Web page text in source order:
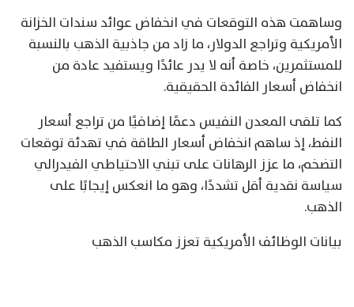
وساهمت هذه التوقعات في انخفاض عوائد سندات الخزانة
الأمريكية وتراجع الدولار، ما زاد من جاذبية الذهب بالنسبة
للمستثمرين، خاصة أنه لا يدر عائدًا ويستفيد عادة من
انخفاض أسعار الفائدة الحقيقية.
كما تلقى المعدن النفيس دعمًا إضافيًا من تراجع أسعار
النفط، إذ ساهم انخفاض أسعار الطاقة في تهدئة توقعات
التضخم، ما عزز الرهانات على تبني الاحتياطي الفيدرالي
سياسة نقدية أقل تشددًا، وهو ما انعكس إيجابًا على
الذهب.
بيانات الوظائف الأمريكية تعزز مكاسب الذهب